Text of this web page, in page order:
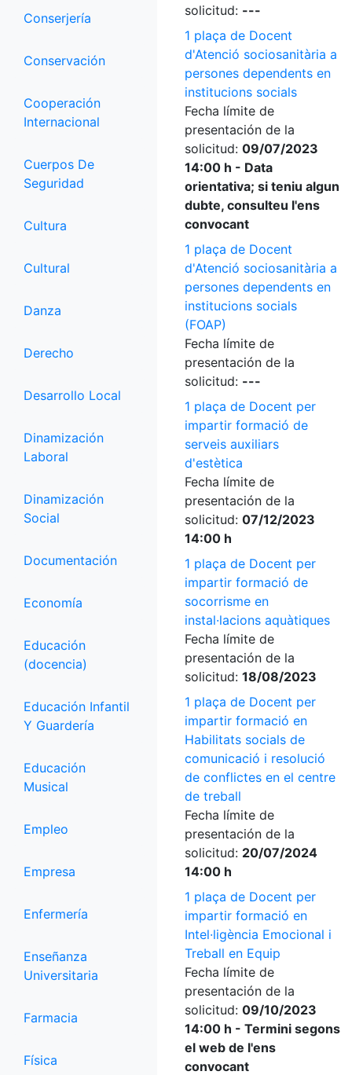
Conserjería
Conservación
Cooperación
Internacional
Cuerpos De
Seguridad
Cultura
Cultural
Danza
Derecho
Desarrollo Local
Dinamización
Laboral
Dinamización
Social
Documentación
Economía
Educación
(docencia)
Educación Infantil
Y Guardería
Educación
Musical
Empleo
Empresa
Enfermería
Enseñanza
Universitaria
Farmacia
Física
solicitud: ---
1 plaça de Docent
d'Atenció sociosanitària a
persones dependents en
institucions socials
Fecha límite de
presentación de la
solicitud: 09/07/2023
14:00 h - Data
orientativa; si teniu algun
dubte, consulteu l'ens
convocant
1 plaça de Docent
d'Atenció sociosanitària a
persones dependents en
institucions socials
(FOAP)
Fecha límite de
presentación de la
solicitud: ---
1 plaça de Docent per
impartir formació de
serveis auxiliars
d'estètica
Fecha límite de
presentación de la
solicitud: 07/12/2023
14:00 h
1 plaça de Docent per
impartir formació de
socorrisme en
instal·lacions aquàtiques
Fecha límite de
presentación de la
solicitud: 18/08/2023
1 plaça de Docent per
impartir formació en
Habilitats socials de
comunicació i resolució
de conflictes en el centre
de treball
Fecha límite de
presentación de la
solicitud: 20/07/2024
14:00 h
1 plaça de Docent per
impartir formació en
Intel·ligència Emocional i
Treball en Equip
Fecha límite de
presentación de la
solicitud: 09/10/2023
14:00 h - Termini segons
el web de l'ens
convocant